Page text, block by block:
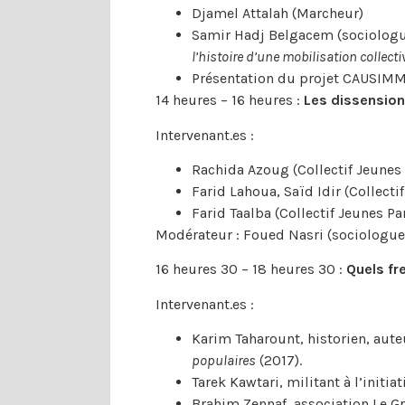
Djamel Attalah (Marcheur)
Samir Hadj Belgacem
l’histoire d’une mobilisation
Présentation du projet
14 heures – 16 heures : Les
Intervenant.es :
Rachida Azoug (Collectif Jeunes
Farid Lahoua, Saïd Idir (Collectif
Farid Taalba (Collectif Jeunes
Modérateur : Foued Nasri
16 heures 30 – 18 heures 30 : Quels
Intervenant.es :
Karim Taharount, historien,
populaires (2017).
Tarek Kawtari, militant à